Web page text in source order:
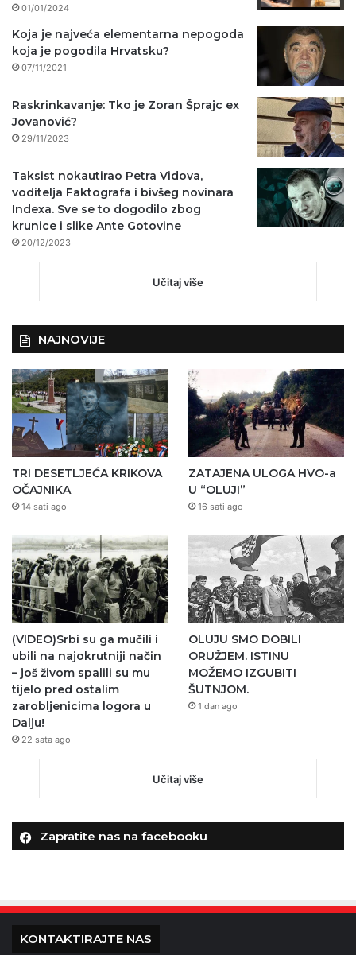
01/01/2024
Koja je najveća elementarna nepogoda
koja je pogodila Hrvatsku?
07/11/2021
Raskrinkavanje: Tko je Zoran Šprajc ex
Jovanović?
29/11/2023
Taksist nokautirao Petra Vidova,
voditelja Faktografa i bivšeg novinara
Indexa. Sve se to dogodilo zbog
krunice i slike Ante Gotovine
20/12/2023
Učitaj više
NAJNOVIJE
TRI DESETLJEĆA KRIKOVA
OČAJNIKA
14 sati ago
ZATAJENA ULOGA HVO-a
U “OLUJI”
16 sati ago
(VIDEO)Srbi su ga mučili i
ubili na najokrutniji način
– još živom spalili su mu
tijelo pred ostalim
zarobljenicima logora u
Dalju!
22 sata ago
OLUJU SMO DOBILI
ORUŽJEM. ISTINU
MOŽEMO IZGUBITI
ŠUTNJOM.
1 dan ago
Učitaj više
Zapratite nas na facebooku
KONTAKTIRAJTE NAS